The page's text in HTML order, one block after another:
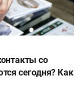
со
сегодня? Как